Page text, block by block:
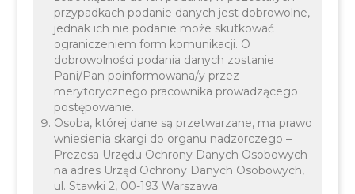
Głównym organizatorem tego patriotycznego
wydarzenia jest Towarzystwo Krzewienia Tradycji
Kawalerii Polskiej im. rtm. Witolda Pileckiego w
Chrzanowie.
przypadkach podanie danych jest dobrowolne,
jednak ich nie podanie może skutkować
ograniczeniem form komunikacji. O
dobrowolności podania danych zostanie
Pani/Pan poinformowana/y przez
merytorycznego pracownika prowadzącego
postępowanie.
Osoba, której dane są przetwarzane, ma prawo
wniesienia skargi do organu nadzorczego –
Prezesa Urzędu Ochrony Danych Osobowych
na adres Urząd Ochrony Danych Osobowych,
ul. Stawki 2, 00-193 Warszawa.